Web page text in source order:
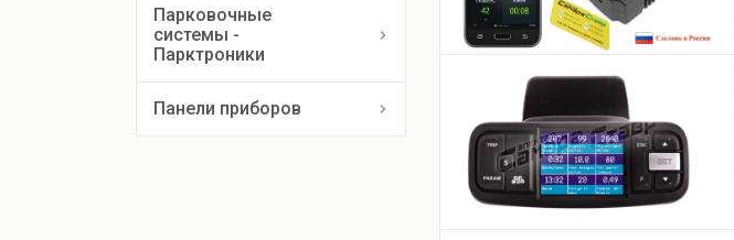
Парковочные
системы -
Парктроники
Панели приборов